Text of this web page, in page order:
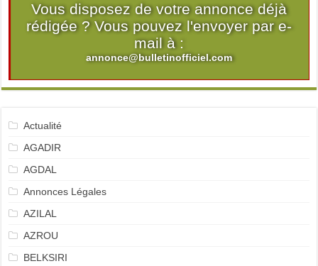
Vous disposez de votre annonce déjà
rédigée ? Vous pouvez l'envoyer par e-
mail à :
annonce@bulletinofficiel.com
Actualité
AGADIR
AGDAL
Annonces Légales
AZILAL
AZROU
BELKSIRI